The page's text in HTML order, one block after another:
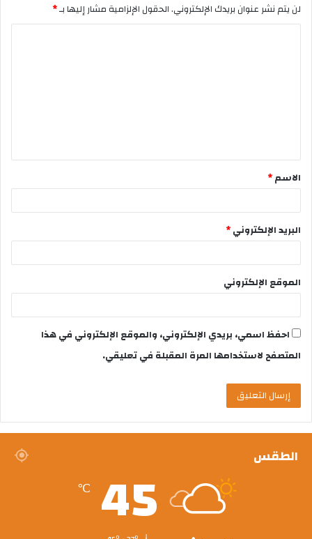
لن يتم نشر عنوان بريدك الإلكتروني.الحقول الإلزامية مشار إليها بـ*
الاسم*
البريد الإلكتروني*
الموقع الإلكتروني
احفظ اسمي، بريدي الإلكتروني، والموقع الإلكتروني في هذا
المتصفح لاستخدامها المرة المقبلة في تعليقي.
الطقس 45
℃